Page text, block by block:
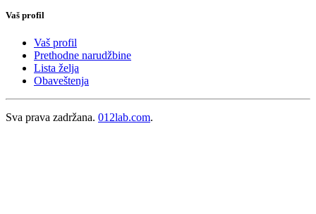
Vaš profil
Vaš profil
Prethodne narudžbine
Lista želja
Obaveštenja
Sva prava zadržana. 012lab.com.